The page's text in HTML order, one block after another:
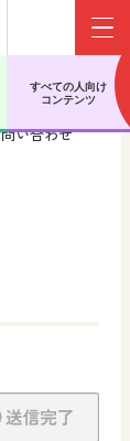
すべての人向け
コンテンツ
い合わせ